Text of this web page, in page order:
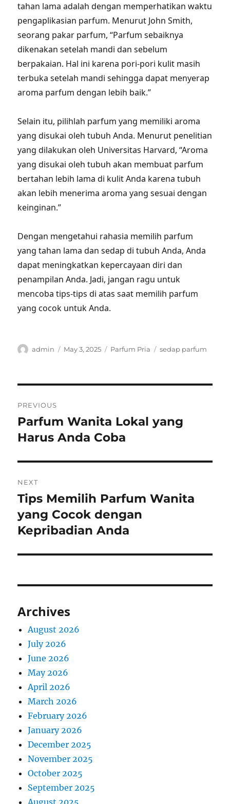
tahan lama adalah dengan memperhatikan waktu
pengaplikasian parfum. Menurut John Smith,
seorang pakar parfum, “Parfum sebaiknya
dikenakan setelah mandi dan sebelum
berpakaian. Hal ini karena pori-pori kulit masih
terbuka setelah mandi sehingga dapat menyerap
aroma parfum dengan lebih baik.”
Selain itu, pilihlah parfum yang memiliki aroma
yang disukai oleh tubuh Anda. Menurut penelitian
yang dilakukan oleh Universitas Harvard, “Aroma
yang disukai oleh tubuh akan membuat parfum
bertahan lebih lama di kulit Anda karena tubuh
akan lebih menerima aroma yang sesuai dengan
keinginan.”
Dengan mengetahui rahasia memilih parfum
yang tahan lama dan sedap di tubuh Anda, Anda
dapat meningkatkan kepercayaan diri dan
penampilan Anda. Jadi, jangan ragu untuk
mencoba tips-tips di atas saat memilih parfum
yang cocok untuk Anda.
Author
admin
Posted
May 3, 2025 Categories
Parfum Pria Tags
sedap parfum
navigation
PREVIOUS
Previous
post:
Parfum Wanita Lokal yang
Harus Anda Coba
NEXT
Next
post:
Tips Memilih Parfum Wanita
yang Cocok dengan
Kepribadian Anda
Archives
August 2026
July 2026
June 2026
May 2026
April 2026
March 2026
February 2026
January 2026
December 2025
November 2025
October 2025
September 2025